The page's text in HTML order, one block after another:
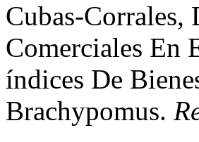
Cubas-Corrales,
Comerciales En
índices De
Brachypomus.